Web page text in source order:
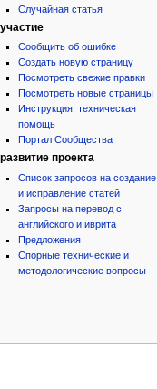
Случайная статья
участие
Сообщить об ошибке
Создать новую страницу
Посмотреть свежие правки
Посмотреть новые страницы
Инструкция, техническая
помощь
Портал Сообщества
развитие проекта
Список запросов на создание
и исправление статей
Запросы на перевод с
английского и иврита
Предложения
Спорные технические и
методологические вопросы
категории